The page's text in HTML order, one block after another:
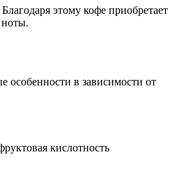
этому кофе приобретает
ноты.
особенности в зависимости от
кислотность